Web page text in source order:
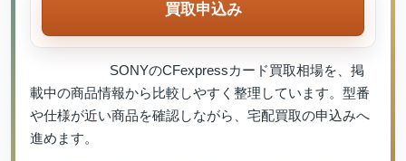
SONYのCFexpressカード買取相場を、掲
載中の商品情報から比較しやすく整理しています。型番
や仕様が近い商品を確認しながら、宅配買取の申込みへ
進めます。
買取申込み